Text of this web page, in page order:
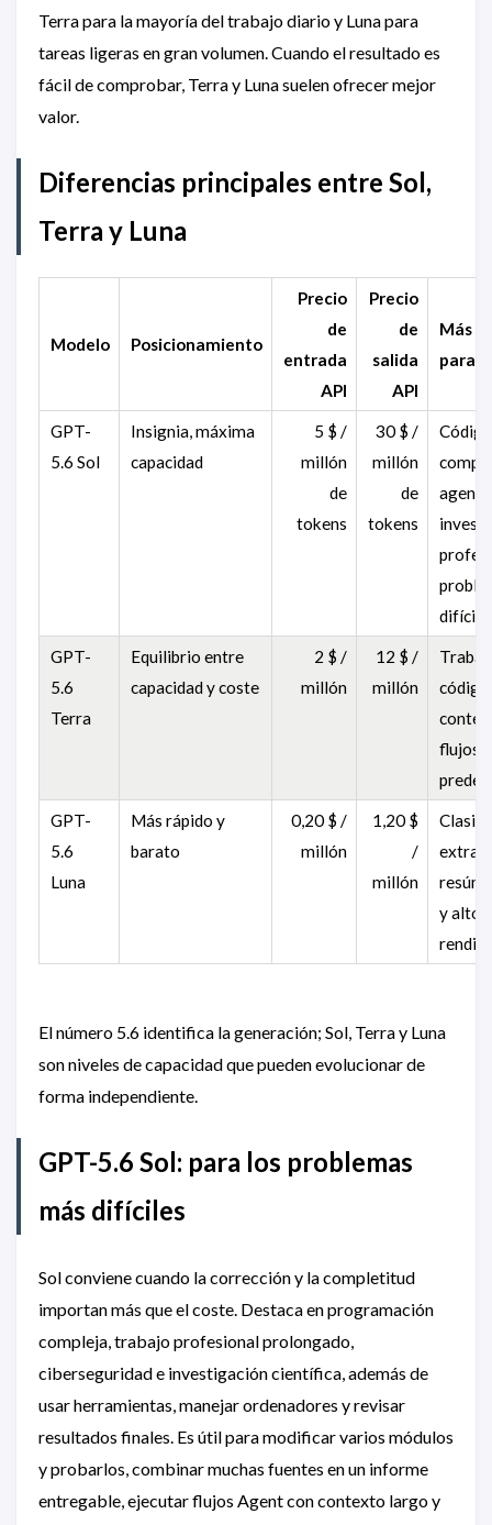
Terra para la mayoría del trabajo diario y Luna para
tareas ligeras en gran volumen. Cuando el resultado es
fácil de comprobar, Terra y Luna suelen ofrecer mejor
valor.
Diferencias principales entre Sol,
Terra y Luna
Modelo Posicionamiento
Precio
de
entrada
API
Precio
de
salida
API
Más
para
GPT-
5.6 Sol
Insignia, máxima
capacidad
5 $ /
millón
de
tokens
30 $ /
millón
de
tokens
Código
GPT-
5.6
Terra
Equilibrio entre
capacidad y coste
2 $ /
millón
12 $ /
millón
flujos
GPT-
5.6
Luna
Más rápido y
barato
0,20 $ /
millón
1,20 $
/
millón
y alto
El número 5.6 identifica la generación; Sol, Terra y Luna
son niveles de capacidad que pueden evolucionar de
forma independiente.
GPT-5.6 Sol: para los problemas
más difíciles
Sol conviene cuando la corrección y la completitud
importan más que el coste. Destaca en programación
compleja, trabajo profesional prolongado,
ciberseguridad e investigación científica, además de
usar herramientas, manejar ordenadores y revisar
resultados finales. Es útil para modificar varios módulos
y probarlos, combinar muchas fuentes en un informe
entregable, ejecutar flujos Agent con contexto largo y